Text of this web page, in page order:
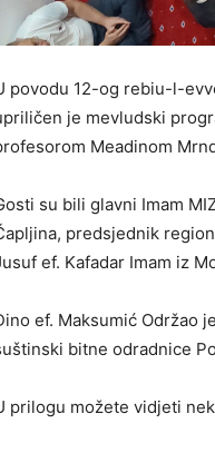
povodu 12-og rebiu-l-
je mevludski
Meadinom
su bili glavni Imam
predsjednik
ef. Kafadar Imam iz
ef. Maksumić Održao
bitne odradnice
prilogu možete vidjeti